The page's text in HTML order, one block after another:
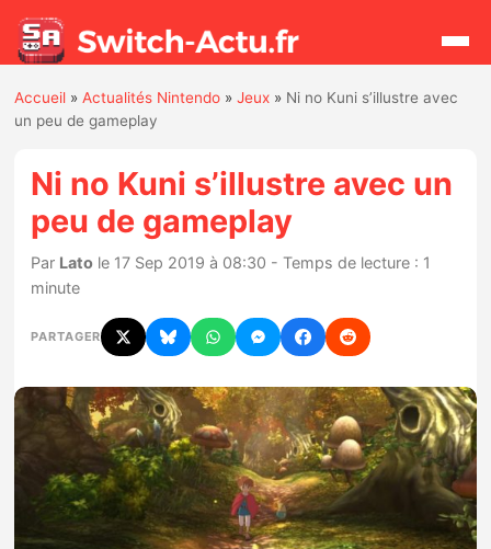
Actualités
Jeux
Hardware
Chiffres de ventes
Rumeurs
Nintendo Direct
Accueil »Actualités Nintendo »Jeux » Ni no Kuni s’illustre avec
un peu de gameplay
Ni no Kuni s’illustre avec un
peu de gameplay
Par Lato le 17 Sep 2019 à 08:30 - Temps de lecture : 1
minute
PARTAGER